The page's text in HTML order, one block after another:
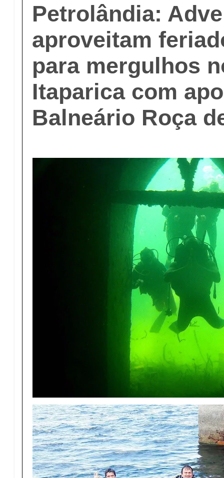
Petrolândia:
aproveitam
para mergulhos
Itaparica com
Balneário Roça